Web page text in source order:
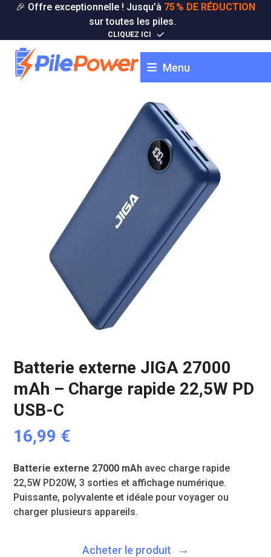
Skip🎉 Offre exceptionnelle ! Jusqu’à 75 % DE RÉDUCTION
sur toutes les piles.
CLIQUEZ ICI
Menu
Batterie externe JIGA 27000
mAh – Charge rapide 22,5W PD
USB-C
16,99 €
Batterie externe 27000 mAh avec charge rapide
22,5W PD20W, 3 sorties et affichage numérique.
Puissante, polyvalente et idéale pour voyager ou
charger plusieurs appareils.
Acheter le produit